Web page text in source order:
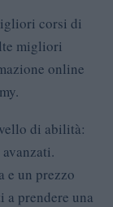
corsi di
migliori
online
di abilità:
e un prezzo
a prendere una